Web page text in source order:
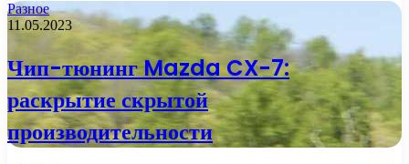
Разное
11.05.2023
Чип-тюнинг Mazda CX-7:
раскрытие скрытой
производительности